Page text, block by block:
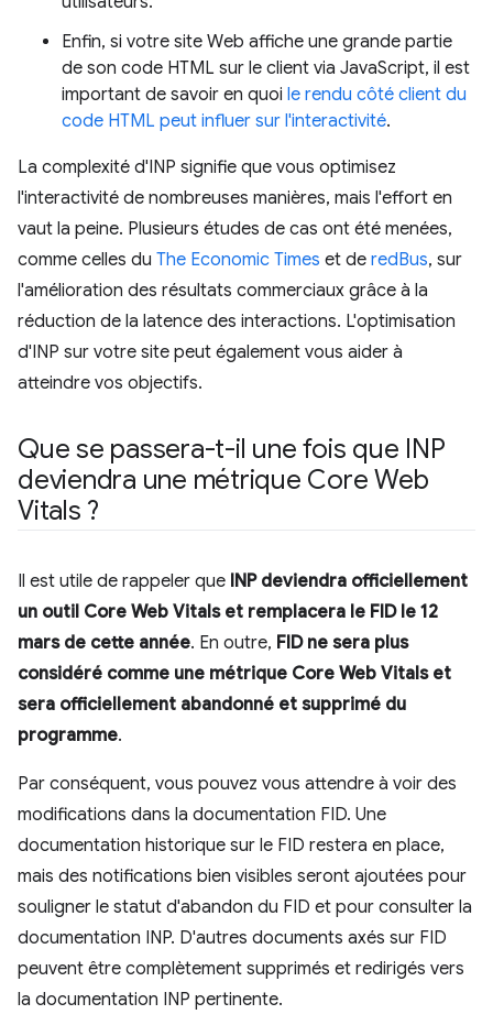
Enfin, si votre site Web affiche une grande partie
de son code HTML sur le client via JavaScript, il est
important de savoir en quoi le rendu côté client du
code HTML peut influer sur l'interactivité.
La complexité d'INP signifie que vous optimisez
l'interactivité de nombreuses manières, mais l'effort en
vaut la peine. Plusieurs études de cas ont été menées,
comme celles du The Economic Times et de redBus, sur
l'amélioration des résultats commerciaux grâce à la
réduction de la latence des interactions. L'optimisation
d'INP sur votre site peut également vous aider à
atteindre vos objectifs.
Que se passera-t-il une fois que INP
deviendra une métrique Core Web
Vitals ?
Il est utile de rappeler que INP deviendra officiellement
un outil Core Web Vitals et remplacera le FID le 12
mars de cette année. En outre, FID ne sera plus
considéré comme une métrique Core Web Vitals et
sera officiellement abandonné et supprimé du
programme.
Par conséquent, vous pouvez vous attendre à voir des
modifications dans la documentation FID. Une
documentation historique sur le FID restera en place,
mais des notifications bien visibles seront ajoutées pour
souligner le statut d'abandon du FID et pour consulter la
documentation INP. D'autres documents axés sur FID
peuvent être complètement supprimés et redirigés vers
la documentation INP pertinente.